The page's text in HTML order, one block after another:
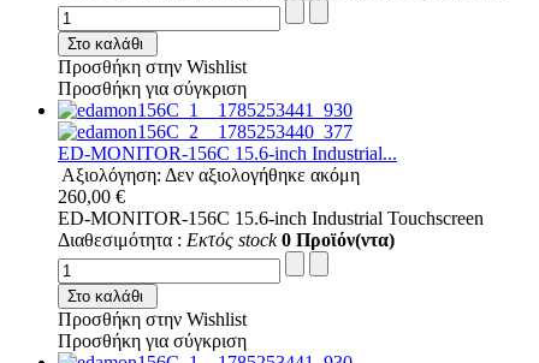
Στο καλάθι
Προσθήκη στην Wishlist
Προσθήκη για σύγκριση
ED-MONITOR-156C 15.6-inch Industrial...
Αξιολόγηση: Δεν αξιολογήθηκε ακόμη
260,00 €
ED-MONITOR-156C 15.6-inch Industrial Touchscreen
Διαθεσιμότητα : Εκτός stock 0 Προϊόν(ντα)
Στο καλάθι
Προσθήκη στην Wishlist
Προσθήκη για σύγκριση